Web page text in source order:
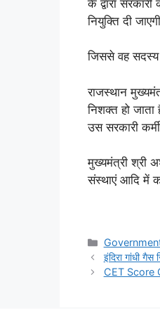
के द्वारा
नियुक्ति दी
जिससे वह सदस्य
राजस्थान
निशक्त हो जाता
उस सरकारी
मुख्यमंत्री श्री
संस्थाएं आदि में
Categories
इंदिरा गांधी
CET Score